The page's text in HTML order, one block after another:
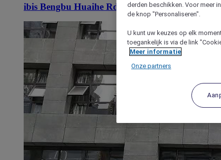
ibis Bengbu Huaihe Rd Railway Station
derden beschikken. Voor meer
de knop "Personaliseren".
U kunt uw keuzes op elk
toegankelijk is via de link
Meer informatie
Onze partners